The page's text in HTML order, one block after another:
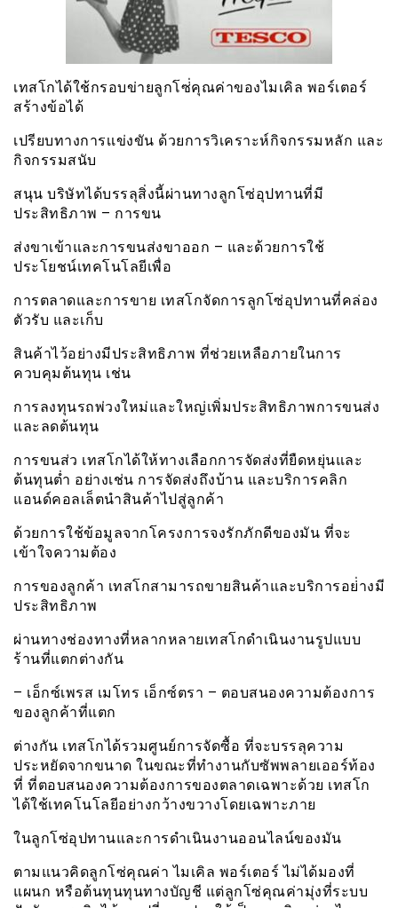
เทสโกได้ใช้กรอบข่ายลูกโซ่่คุณค่าของไมเคิล พอร์เตอร์
สร้างข้อได้
เปรียบทางการเเข่งขัน ด้วยการวิเคราะห์กิจกรรมหลัก และ
กิจกรรมสนับ
สนุน บริษัทได้บรรลุสิ่งนี้ผ่านทางลูกโซ่อุปทานที่มี
ประสิทธิภาพ – การขน
ส่งขาเข้าและการขนส่งขาออก – และด้วยการใช้
ประโยชน์เทคโนโลยีเพื่อ
การตลาดและการขาย เทสโกจัดการลูกโซ่อุปทานที่คล่อง
ตัวรับ และเก็บ
สินค้าไว้อย่างมีประสิทธิภาพ ที่ช่วยเหลือภายในการ
ควบคุมต้นทุน เช่น
การลงทุนรถพ่วงใหม่และใหญ่เพิ่มประสิทธิภาพการขนส่ง
และลดต้นทุน
การขนส่ว เทสโกได้ให้ทางเลือกการจัดส่งที่ยืดหยุ่นและ
ต้นทุนต่ำ อย่างเช่น การจัดส่งถึงบ้าน และบริการคลิก
แอนด์คอลเล็ตนำสินค้าไปสู่ลูกค้า
ด้วยการใช้ข้อมูลจากโครงการจงรักภักดีของมัน ที่จะ
เข้าใจความต้อง
การของลูกค้า เทสโกสามารถขายสินค้าและบริการอย่่างมี
ประสิทธิภาพ
ผ่านทางช่องทางที่หลากหลายเทสโกดำเนินงานรูปแบบ
ร้านที่แตกต่างกัน
– เอ็กซ์เพรส เมโทร เอ็กซ์ตรา – ตอบสนองความต้องการ
ของลูกค้าที่แตก
ต่างกัน เทสโกได้รวมศูนย์การจัดซื้อ ที่จะบรรลุความ
ประหยัดจากขนาด ในขณะที่ทำงานกับซัพพลายเออร์ท้อง
ที่ ที่ตอบสนองความต้องการของตลาดเฉพาะด้วย เทสโก
ได้ใช้เทคโนโลยีอย่างกว้างขวางโดยเฉพาะภาย
ในลูกโซ่อุปทานและการดำเนินงานออนไลน์ของมัน
ตามแนวคิดลูกโซ่คุณค่า ไมเคิล พอร์เตอร์ ไม่ได้มองที่
แผนก หรือต้นทุนทุนทางบัญชี แต่ลูกโซ่คุณค่ามุ่งที่ระบบ